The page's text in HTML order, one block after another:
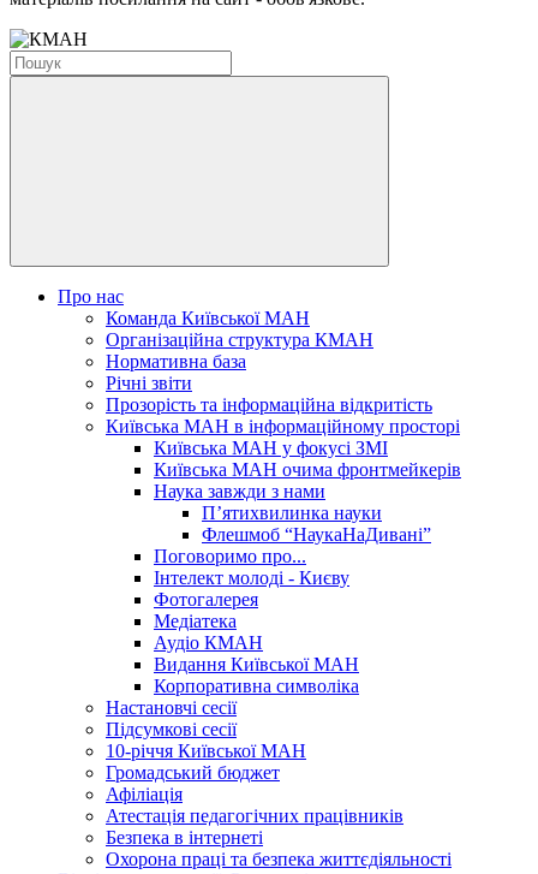
Про нас
Команда Київської МАН
Організаційна структура КМАН
Нормативна база
Річні звіти
Прозорість та інформаційна відкритість
Київська МАН в інформаційному просторі
Київська МАН у фокусі ЗМІ
Київська МАН очима фронтмейкерів
Наука завжди з нами
П’ятихвилинка науки
Флешмоб “НаукаНаДивані”
Поговоримо про...
Інтелект молоді - Києву
Фотогалерея
Медіатека
Аудіо КМАН
Видання Київської МАН
Корпоративна символіка
Настановчі сесії
Підсумкові сесії
10-річчя Київської МАН
Громадський бюджет
Афіліація
Атестація педагогічних працівників
Безпека в інтернеті
Охорона праці та безпека життєдіяльності